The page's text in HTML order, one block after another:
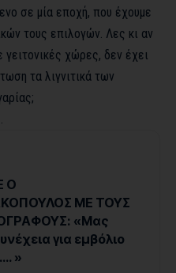
σε μία εποχή, που έχουμε
τους επιλογών. Λες κι αν
γειτονικές χώρες, δεν έχει
τα λιγνιτικά των
Ο
ΜΕ ΤΟΥΣ
«Μας
για εμβόλιο
»